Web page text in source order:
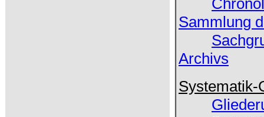
Sammlung
Archivs
Systematik-